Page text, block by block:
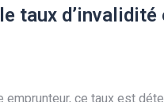
taux d’invalidité
emprunteur, ce taux est